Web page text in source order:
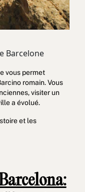
Barcelone
vous permet
romain. Vous
visiter un
a évolué.
et les